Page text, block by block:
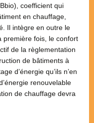
coefficient qui
en chauffage,
Il intègre en outre le
première fois, le confort
de la règlementation
de bâtiments à
d’énergie qu’ils n’en
renouvelable
de chauffage devra